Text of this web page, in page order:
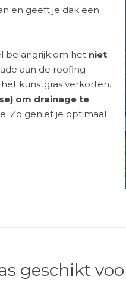
en geeft je dak een
belangrijk om het niet
aan de roofing
kunstgras verkorten.
om drainage te
Zo geniet je optimaal
geschikt